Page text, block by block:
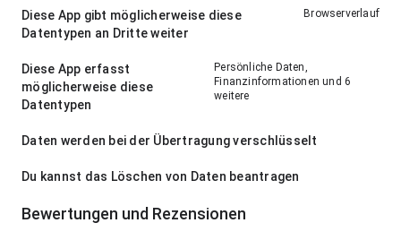
Diese App gibt möglicherweise diese
Datentypen an Dritte weiter
Browserverlauf
Diese App erfasst
möglicherweise diese
Datentypen
Persönliche Daten,
Finanzinformationen und 6
weitere
Daten werden bei der Übertragung verschlüsselt
Du kannst das Löschen von Daten beantragen
Bewertungen und Rezensionen